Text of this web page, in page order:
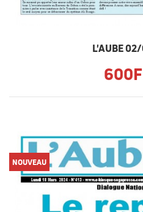
L'AUBE
NOUVEAU